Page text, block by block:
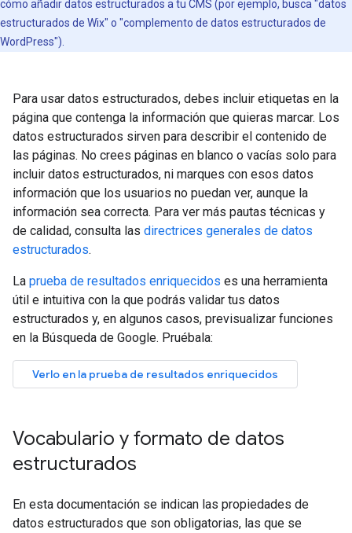
cómo añadir datos estructurados a tu CMS (por ejemplo, busca "datos
estructurados de Wix" o "complemento de datos estructurados de
WordPress").
Para usar datos estructurados, debes incluir etiquetas en la
página que contenga la información que quieras marcar. Los
datos estructurados sirven para describir el contenido de
las páginas. No crees páginas en blanco o vacías solo para
incluir datos estructurados, ni marques con esos datos
información que los usuarios no puedan ver, aunque la
información sea correcta. Para ver más pautas técnicas y
de calidad, consulta las directrices generales de datos
estructurados.
La prueba de resultados enriquecidos es una herramienta
útil e intuitiva con la que podrás validar tus datos
estructurados y, en algunos casos, previsualizar funciones
en la Búsqueda de Google. Pruébala:
Vocabulario y formato de datos
estructurados
En esta documentación se indican las propiedades de
datos estructurados que son obligatorias, las que se